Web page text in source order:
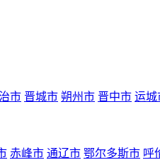
市 晋城市 朔州市 晋中市 运城
赤峰市 通辽市 鄂尔多斯市 呼